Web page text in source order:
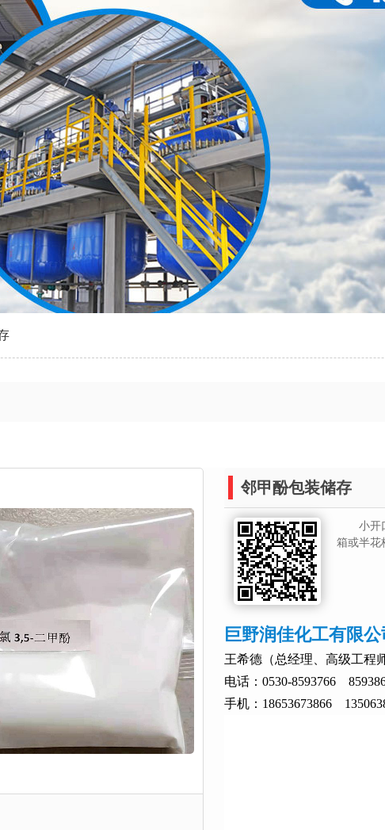
邻甲酚包装储存
小开
箱或半花
巨野润佳化工有限公
王希德（总经理、高级工程
电话：0530-8593766
手机：18653673866